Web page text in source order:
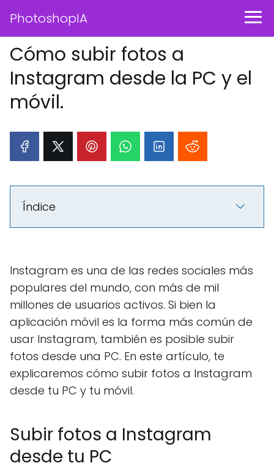
PhotoshopIA
Cómo subir fotos a
Instagram desde la PC y el
móvil.
Índice
Instagram es una de las redes sociales más
populares del mundo, con más de mil
millones de usuarios activos. Si bien la
aplicación móvil es la forma más común de
usar Instagram, también es posible subir
fotos desde una PC. En este artículo, te
explicaremos cómo subir fotos a Instagram
desde tu PC y tu móvil.
Subir fotos a Instagram
desde tu PC